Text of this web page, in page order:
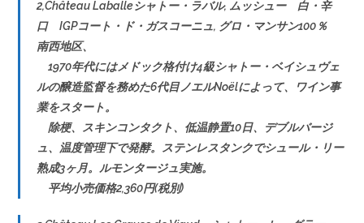
2,Château Laballeシャトー・ラバル, ムッシュー 白・辛
口 IGPコート・ド・ガスコーニュ, グロ・マンサン100％
南西地区、
1970年代にはメドック格付け4級シャトー・ベイシュヴェ
ルの醸造監督を務めた6代目ノエルNoëlによって、ワイン事
業をスタート。
除梗、スキンコンタクト、低温静置10日、デブルバージ
ュ、温度管理下で発酵。ステンレスタンクでシュール・リー
熟成3ヶ月。ルモンタージュ実施。
平均小売価格2,360円(税別)